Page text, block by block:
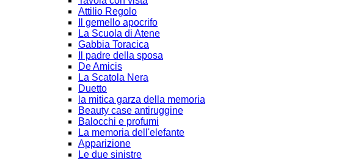
Attilio Regolo
Il gemello apocrifo
La Scuola di Atene
Gabbia Toracica
Il padre della sposa
De Amicis
La Scatola Nera
Duetto
la mitica garza della memoria
Beauty case antiruggine
Balocchi e profumi
La memoria dell'elefante
Apparizione
Le due sinistre